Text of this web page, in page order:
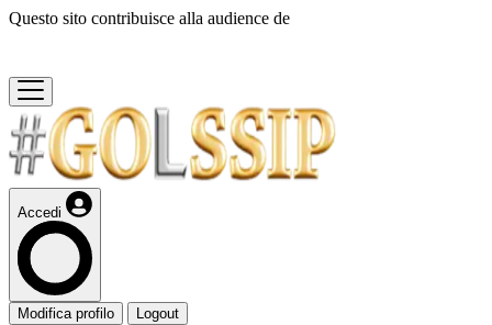
Questo sito contribuisce alla audience de
Accedi
Modifica profilo Logout